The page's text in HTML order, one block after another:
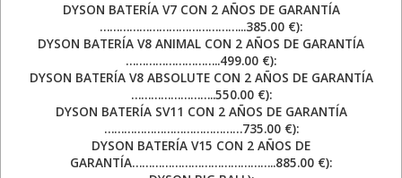
DYSON BATERÍA V7 CON 2 AÑOS DE GARANTÍA
……………………………………...385.00 €):
DYSON BATERÍA V8 ANIMAL CON 2 AÑOS DE GARANTÍA
………………………..499.00 €):
DYSON BATERÍA V8 ABSOLUTE CON 2 AÑOS DE GARANTÍA
……………………..550.00 €):
DYSON BATERÍA SV11 CON 2 AÑOS DE GARANTÍA
……………………………………735.00 €):
DYSON BATERÍA V15 CON 2 AÑOS DE
GARANTÍA……………………………………..885.00 €):